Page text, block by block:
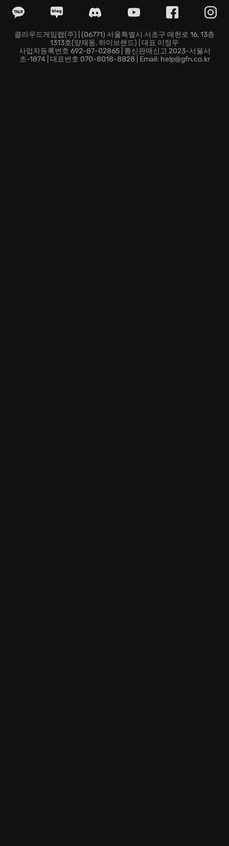
협동 플레이: 친구와 함께 플레이하며 더욱 전략적이고
개성 넘치는 동료: 특별한 능력을 가진 다양한 동료들을
영입하여 함께 싸울 수 있습니다.
Far Cry 5에서 여러분만의 스토리를 만들어보세요. 호프
클라우드게임랩(주) | (06771) 서울특별시 서초구 매헌로 16, 13층
1313호(양재동, 하이브랜드) | 대표 이정우
사업자등록번호 692-87-02865 | 통신판매신고 2023-서울서
초-1874 | 대표번호 070-8018-8828 | Email: help@gfn.co.kr